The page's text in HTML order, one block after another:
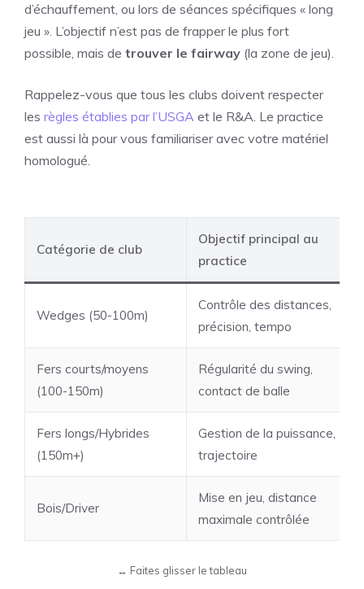
d’échauffement, ou lors de séances spécifiques « long
jeu ». L’objectif n’est pas de frapper le plus fort
possible, mais de trouver le fairway (la zone de jeu).
Rappelez-vous que tous les clubs doivent respecter
les règles établies par l’USGA et le R&A. Le practice
est aussi là pour vous familiariser avec votre matériel
homologué.
Catégorie de club
Objectif principal au
practice
Wedges (50-100m)
Contrôle des distances,
précision, tempo
Fers courts/moyens
(100-150m)
Régularité du swing,
contact de balle
Fers longs/Hybrides
(150m+)
Gestion de la puissance,
trajectoire
Bois/Driver
Mise en jeu, distance
maximale contrôlée